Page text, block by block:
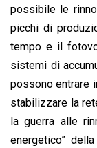
possibile le
picchi di
tempo e il
sistemi di
possono entrare
stabilizzare la
la guerra alle
energetico”